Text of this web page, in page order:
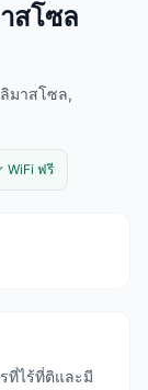
สโซล
ลิมาสโซล,
WiFi ฟรี
ที่ไร้ที่ติและมี